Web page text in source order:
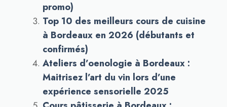
promo)
Top 10 des meilleurs cours de cuisine
à Bordeaux en 2026 (débutants et
confirmés)
Ateliers d’oenologie à Bordeaux :
Maitrisez l’art du vin lors d’une
expérience sensorielle 2025